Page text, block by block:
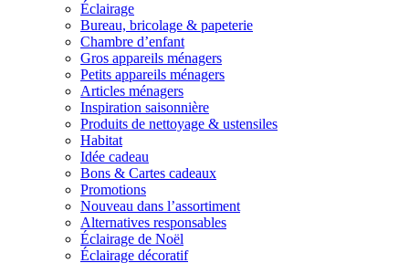
Éclairage
Bureau, bricolage & papeterie
Chambre d’enfant
Gros appareils ménagers
Petits appareils ménagers
Articles ménagers
Inspiration saisonnière
Produits de nettoyage & ustensiles
Habitat
Idée cadeau
Bons & Cartes cadeaux
Promotions
Nouveau dans l’assortiment
Alternatives responsables
Éclairage de Noël
Éclairage décoratif